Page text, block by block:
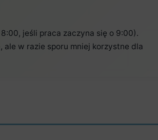
jeśli praca zaczyna się o 9:00).
w razie sporu mniej korzystne dla